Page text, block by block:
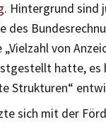
. Hintergrund sind
des
von
hatte, es
Strukturen“
sich mit der